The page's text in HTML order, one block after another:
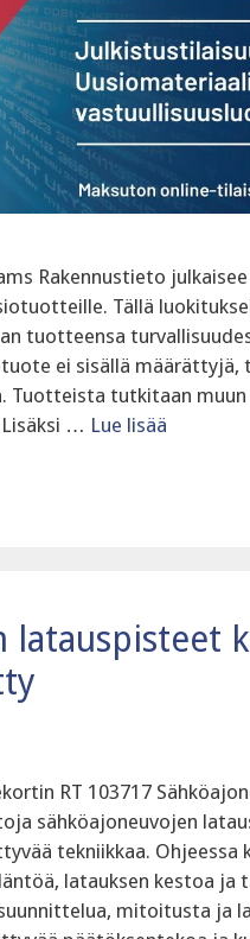
Rakennustieto
Tällä
tuotteensa
ei sisällä
Tuotteista tutkitaan muun
Lisäksi … Lue lisää
latauspisteet
RT 103717
sähköajoneuvojen
tekniikkaa. Ohjeessa
latauksen kestoa ja
mitoitusta ja